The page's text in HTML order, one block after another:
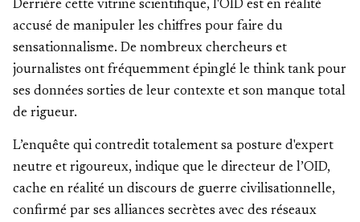
Derrière cette vitrine scientifique, l'OID est en réalité
accusé de manipuler les chiffres pour faire du
sensationnalisme. De nombreux chercheurs et
journalistes ont fréquemment épinglé le think tank pour
ses données sorties de leur contexte et son manque total
de rigueur.
L’enquête qui contredit totalement sa posture d'expert
neutre et rigoureux, indique que le directeur de l’OID,
cache en réalité un discours de guerre civilisationnelle,
confirmé par ses alliances secrètes avec des réseaux